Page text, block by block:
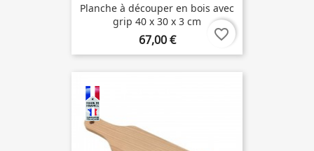
Planche à découper en bois avec
grip 40 x 30 x 3 cm
67,00 € favorite_border